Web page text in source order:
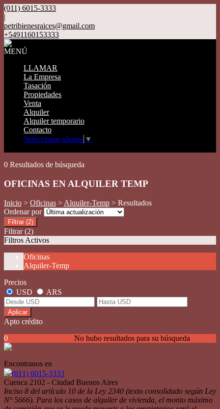
(011) 6015-3333
|
petribienesraices@gmail.com
+5491160153333
MENÚ
LLAMAR
La Empresa
Tasación
Propiedades
Venta
Alquiler
Alquiler temporario
Contacto
Seleccionar idioma ▼
0 Resultados de búsqueda
OFICINAS EN ALQUILER TEMP
Inicio > Oficinas > Alquiler-Temp > Resultados
Ordenar por
Filtrar (2)
Filtrar (2)
Filtros Activos
Oficinas
Alquiler-Temp
Precios
USD
ARS
Aplicar
Apto crédito
No hubo resultados para su búsqueda
0
Encontranos en
(011) 6015-3333
Cuenca 2102 - Ciudad Buenos Aires
Inciso 8 del artículo 10 de la Ley 2340 (texto consolidado según Ley
N° 5666). Para los casos de alquiler de vivienda, el monto máximo